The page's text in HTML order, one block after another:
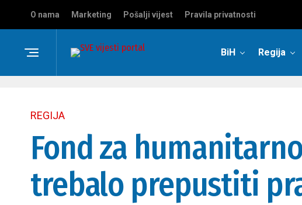
O nama Marketing Pošalji vijest Pravila privatnosti
BiH Regija
REGIJA
Fond za
trebalo prepustiti